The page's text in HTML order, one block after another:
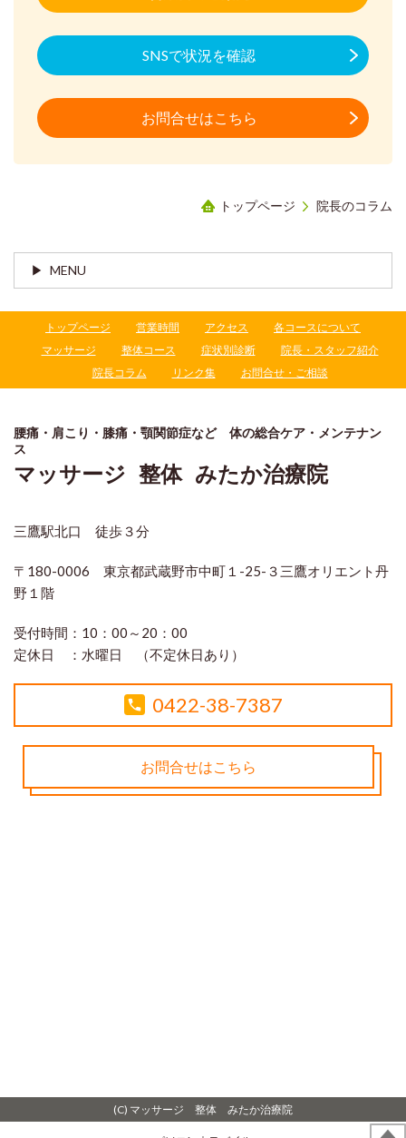
SNSで状況を確認
お問合せはこちら
トップページ 院長のコラム
MENU
トップページ 営業時間 アクセス
各コースについて
マッサージ
整体コース 症状別診断
院長・スタッフ紹介
院長コラム
リンク集 お問合せ・ご相談
腰痛・肩こり・膝痛・顎関節症など 体の総合ケア・メンテナン
ス
マッサージ 整体 みたか治療院
三鷹駅北口 徒歩３分
〒180-0006 東京都武蔵野市中町１-25-３三鷹オリエント丹
野１階
受付時間： 10：00～20：00
定休日 ： 水曜日 （不定休日あり）
0422-38-7387
お問合せはこちら
(C) マッサージ 整体 みたか治療院